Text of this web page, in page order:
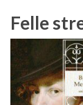
Felle